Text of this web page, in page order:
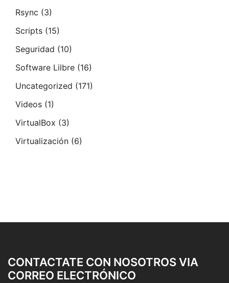
Rsync (3)
Scripts (15)
Seguridad (10)
Software Lilbre (16)
Uncategorized (171)
Videos (1)
VirtualBox (3)
Virtualización (6)
CONTACTATE CON NOSOTROS VIA
CORREO ELECTRÓNICO